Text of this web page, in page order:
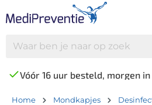
Vóór 16 uur besteld, morgen in
Home Mondkapjes